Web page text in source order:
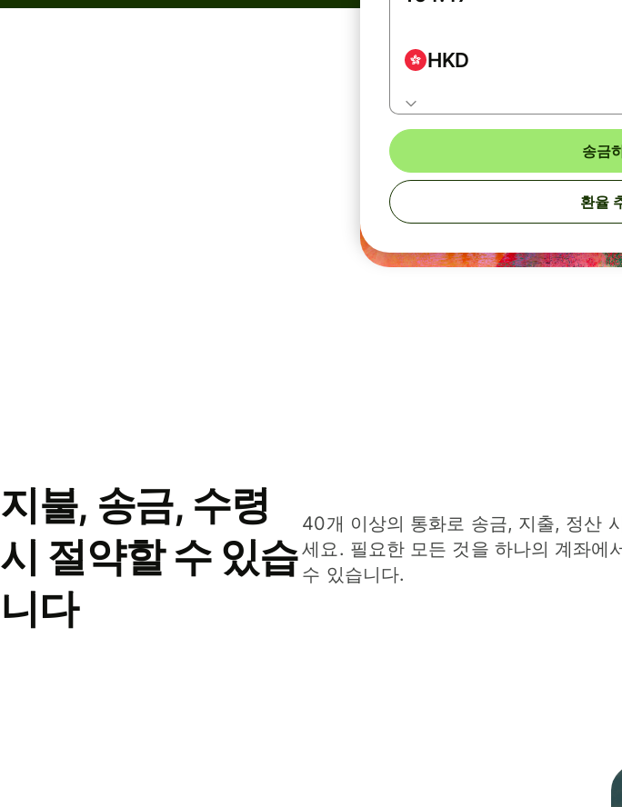
HKD
송금
환율
지불, 송금, 수령
시 절약할 수 있습
니다
40개 이상의 통화로 송금, 지출, 정산
세요. 필요한 모든 것을 하나의 계좌에
수 있습니다.